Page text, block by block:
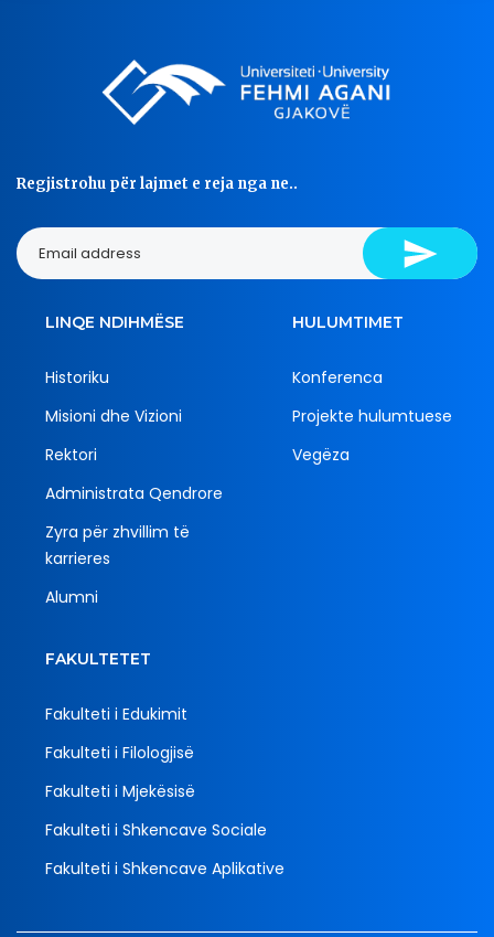
Regjistrohu për lajmet e reja nga ne..
LINQE NDIHMËSE
Historiku
Misioni dhe Vizioni
Rektori
Administrata Qendrore
Zyra për zhvillim të
karrieres
Alumni
HULUMTIMET
Konferenca
Projekte hulumtuese
Vegëza
FAKULTETET
Fakulteti i Edukimit
Fakulteti i Filologjisë
Fakulteti i Mjekësisë
Fakulteti i Shkencave Sociale
Fakulteti i Shkencave Aplikative